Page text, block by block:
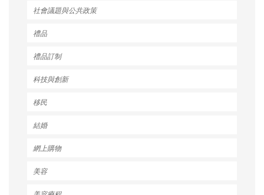
社會議題與公共政策
禮品
禮品訂制
科技與創新
移民
結婚
網上購物
美容